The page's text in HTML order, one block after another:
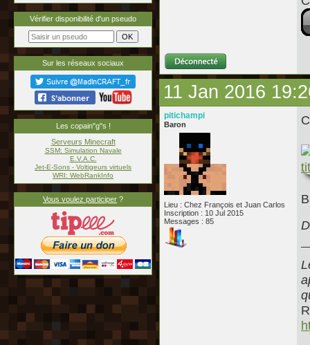
11 Jan 2016
pitichampi
Baron
Lieu : Chez François et Juan Carlos
Inscription : 10 Jul 2015
Messages : 85
Vérifier disponibilité d'un pseudo
Sur les réseaux sociaux
Les copain"g"s !
Serveurs Minecraft
SSM: Simulation Navale
E.V.A.C.
Jet-E-Sons - Voltigeurs virtuels
WRI: WebRankInfo
Vous voulez participer ?